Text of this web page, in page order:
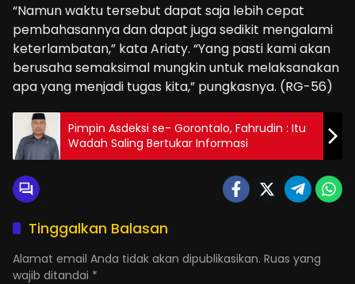
“Namun waktu tersebut dapat saja lebih cepat
pembahasannya dan dapat juga sedikit mengalami
keterlambatan,” kata Ariaty. “Yang pasti kami akan
berusaha semaksimal mungkin untuk melaksanakan
apa yang menjadi tugas kita,” pungkasnya. (RG-56)
Pimpin Asdeksi se- Gorontalo, Fahrudin : Itu
Wadah Saling Bertukar Informasi
Tinggalkan Balasan
Alamat email Anda tidak akan dipublikasikan. Ruas yang
wajib ditandai *